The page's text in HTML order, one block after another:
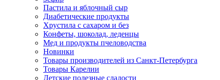
Пастила и яблочный сыр
Диабетические продукты
Хрустила с сахаром и без
Конфеты, шоколад, леденцы
Мед и продукты пчеловодства
Новинки
Товары производителей из Санкт-Петербурга
Товары Карелии
Детские полезные сладости